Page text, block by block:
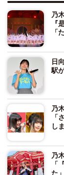
乃
『
「
日
駅
乃
「
し
乃
「
た」